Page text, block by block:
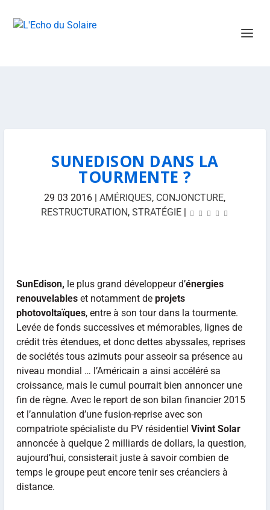
SUNEDISON DANS LA
TOURMENTE ?
29 03 2016 |AMÉRIQUES, CONJONCTURE,
RESTRUCTURATION,STRATÉGIE |
SunEdison, le plus grand développeur d’énergies
renouvelableset notamment de projets
photovoltaïques, entre à son tour dans la tourmente.
Levée de fonds successives et mémorables, lignes de
crédit très étendues, et donc dettes abyssales, reprises
de sociétés tous azimuts pour asseoir sa présence au
niveau mondial … l’Américain a ainsi accéléré sa
croissance, mais le cumul pourrait bien annoncer une
fin de règne. Avec le report de son bilan financier 2015
et l’annulation d’une fusion-reprise avec son
compatriote spécialiste du PV résidentiel Vivint Solar
annoncée à quelque 2 milliards de dollars, la question,
aujourd’hui, consisterait juste à savoir combien de
temps le groupe peut encore tenir ses créanciers à
distance.